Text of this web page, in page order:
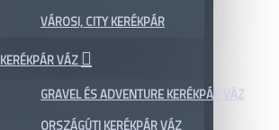
VÁROSI, CITY KERÉKPÁR
KERÉKPÁR VÁZ
GRAVEL ÉS ADVENTURE KERÉKPÁR VÁZ
ORSZÁGÚTI KERÉKPÁR VÁZ